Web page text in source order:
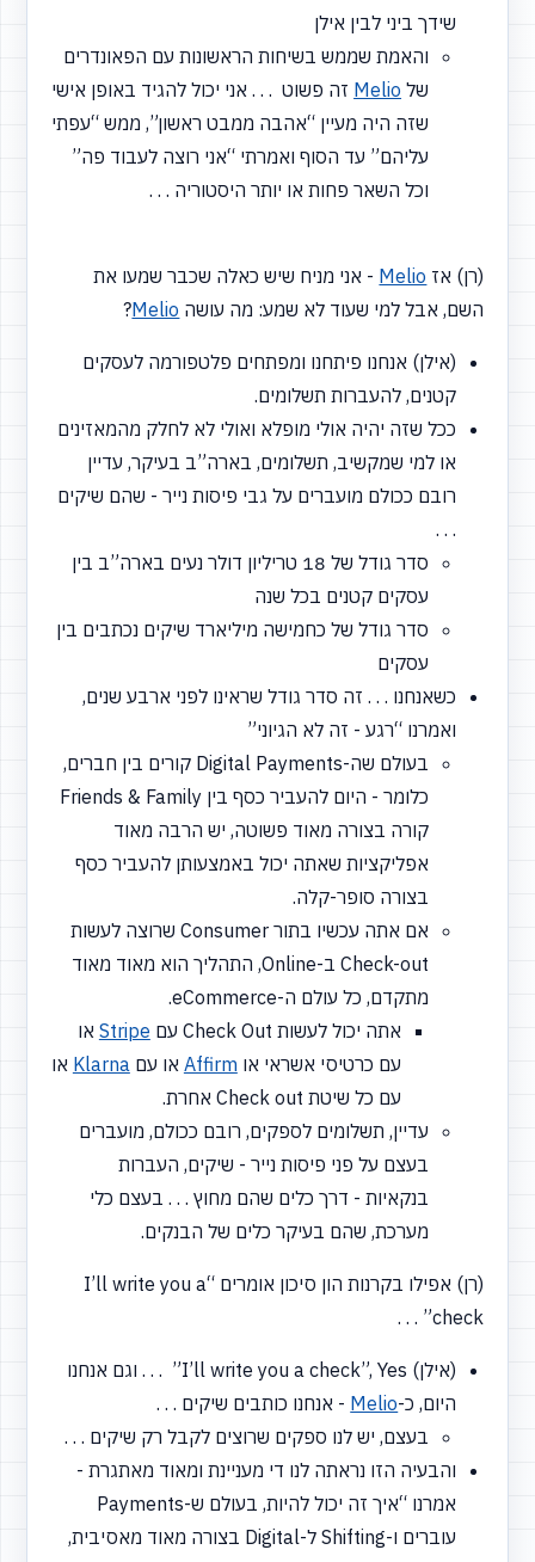
שידך ביני לבין אילן
והאמת שממש בשיחות הראשונות עם הפאונדרים
של Melio זה פשוט . . . אני יכול להגיד באופן אישי
שזה היה מעיין “אהבה ממבט ראשון”, ממש “עפתי
עליהם” עד הסוף ואמרתי “אני רוצה לעבוד פה”
וכל השאר פחות או יותר היסטוריה . . .
(רן) אז Melio - אני מניח שיש כאלה שכבר שמעו את
השם, אבל למי שעוד לא שמע: מה עושה Melio
?
(אילן) אנחנו פיתחנו ומפתחים פלטפורמה לעסקים
קטנים, להעברות תשלומים.
ככל שזה יהיה אולי מופלא ואולי לא לחלק מהמאזינים
או למי שמקשיב, תשלומים, בארה”ב בעיקר, עדיין
רובם ככולם מועברים על גבי פיסות נייר - שהם שיקים
. . .
סדר גודל של 18 טריליון דולר נעים בארה”ב בין
עסקים קטנים בכל שנה
סדר גודל של כחמישה מיליארד שיקים נכתבים בין
עסקים
כשאנחנו . . . זה סדר גודל שראינו לפני ארבע שנים,
ואמרנו “רגע- זה לא הגיוני”
בעולם שה-Digital Payments קורים בין חברים,
כלומר - היום להעביר כסף בין Friends & Family
קורה בצורה מאוד פשוטה, יש הרבה מאוד
אפליקציות שאתה יכול באמצעותן להעביר כסף
בצורה סופר-קלה.
אם אתה עכשיו בתור Consumer שרוצה לעשות
Check-out ב-Online, התהליך הוא מאוד מאוד
מתקדם, כל עולם ה-eCommerce.
אתה יכול לעשות Check Out עם
Stripe או
עם כרטיסי אשראי אוAffirm או עםKlarna או
עם כל שיטת Check out אחרת.
עדיין, תשלומים לספקים, רובם ככולם, מועברים
בעצם על פני פיסות נייר - שיקים, העברות
בנקאיות - דרך כלים שהם מחוץ . . . בעצם כלי
מערכת, שהם בעיקר כלים של הבנקים.
(רן) אפילו בקרנות הון סיכון אומרים “I’ll
write you a
check” . . .
(אילן) I’ll write you a check”, Yes” . . . וגם אנחנו
היום, כ-Melio - אנחנו כותבים שיקים . . .
בעצם, יש לנו ספקים שרוצים לקבל רק שיקים . . .
והבעיה הזו נראתה לנו די מעניינת ומאוד מאתגרת -
אמרנו “איך
זה יכול להיות, בעולם ש-Payments
עוברים ו-Shifting ל-Digital בצורה מאוד מאסיבית,